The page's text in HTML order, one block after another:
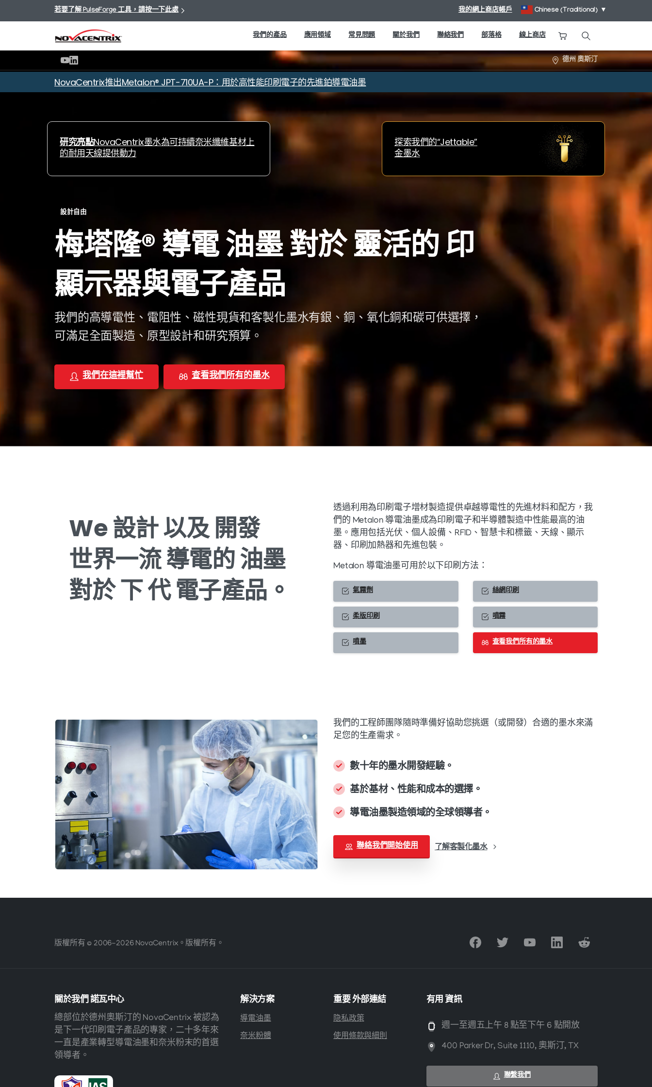
若要了解 PulseForge 工具，請按一下此處 我的網上商店帳戶 Chinese (Traditional) ▼
我們的產品 應用領域 常見問題 關於我們 聯絡我們 部落格 線上商店
搜尋
德州 奧斯汀
NovaCentrix推出Metalon® JPT-710UA-P：用於高性能印刷電子的先進鉑導電油墨
研究亮點NovaCentrix墨水為可持續奈米纖維基材上
的耐用天線提供動力
探索我們的“Jettable”
金墨水
設計自由
梅塔隆®導電油墨對於靈活的印
顯示器與電子產品
我們的高導電性、電阻性、磁性現貨和客製化墨水有銀、銅、氧化銅和碳可供選擇，
可滿足全面製造、原型設計和研究預算。
我們在這裡幫忙 查看我們所有的墨水
We設計以及 開發
世界一流導電的油墨
對於下代電子產品。
透過利用為印刷電子增材製造提供卓越導電性的先進材料和配方，我
們的 Metalon 導電油墨成為印刷電子和半導體製造中性能最高的油
墨。應用包括光伏、個人設備、RFID、智慧卡和標籤、天線、顯示
器、印刷加熱器和先進包裝。
Metalon 導電油墨可用於以下印刷方法：
氣霧劑
柔版印刷
噴墨
絲網印刷
噴霧
查看我們所有的墨水
我們的工程師團隊隨時準備好協助您挑選（或開發）合適的墨水來滿
足您的生產需求。
數十年的墨水開發經驗。
基於基材、性能和成本的選擇。
導電油墨製造領域的全球領導者。
聯絡我們開始使用 了解客製化墨水
版權所有 © 2006-2026 NovaCentrix。版權所有。
關於我們諾瓦中心
總部位於德州奧斯汀的 NovaCentrix 被認為
是下一代印刷電子產品的專家，二十多年來
一直是產業轉型導電油墨和奈米粉末的首選
領導者。
解決方案
導電油墨
奈米粉體
重要外部連結
隐私政策
使用條款與細則
有用資訊
週一至週五上午 8 點至下午 6 點開放
400 Parker Dr, Suite 1110, 奧斯汀, TX
聯繫我們